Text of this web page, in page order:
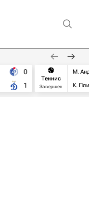
0
1
Теннис
Завершен
М.
К.